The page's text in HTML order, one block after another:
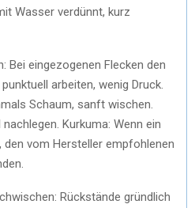
Wasser verdünnt, kurz
Bei eingezogenen Flecken den
arbeiten, wenig Druck.
Schaum, sanft wischen.
Kurkuma: Wenn ein
den vom Hersteller empfohlenen
Rückstände gründlich